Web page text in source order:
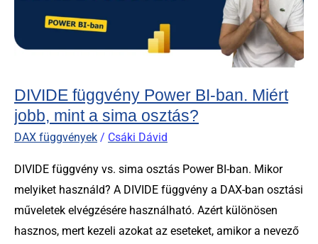
DIVIDE függvény Power BI-ban. Miért
jobb, mint a sima osztás?
DAX függvények / Csáki Dávid
DIVIDE függvény vs. sima osztás Power BI-ban. Mikor
melyiket használd? A DIVIDE függvény a DAX-ban osztási
műveletek elvégzésére használható. Azért különösen
hasznos, mert kezeli azokat az eseteket, amikor a nevező
jobb,
a
sima
osztás?